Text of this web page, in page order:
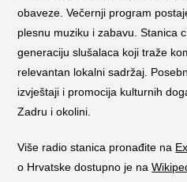
obaveze. Večernji program
plesnu muziku i zabavu. Stanica
generaciju slušalaca koji traže
relevantan lokalni sadržaj.
izvještaji i promocija kulturnih
Zadru i okolini.
Više radio stanica pronađite na
o Hrvatske dostupno je na